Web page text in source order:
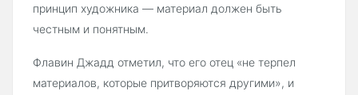
принцип художника — материал должен быть
честным и понятным.
Флавин Джадд отметил, что его отец «не терпел
материалов, которые притворяются другими», и